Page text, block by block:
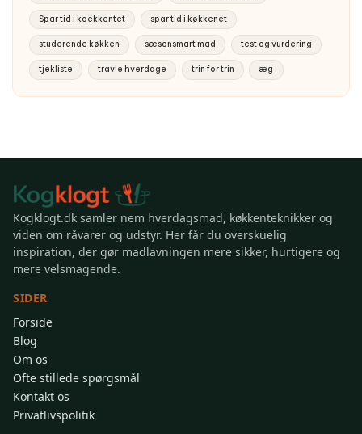
Spar tid i koekkentet spar tid i køkkenet
studerende køkken sæsonsmart mad test og vurdering
tjekliste travle hverdage trin for trin æg
Kogklogt.dk samler nem hverdagsmad, køkkenteknikker og
viden om råvarer og udstyr. Her får du overskuelig
inspiration, der gør madlavningen mere sikker, hurtigere og
mere velsmagende.
SIDER
Forside
Blog
Om os
Ofte stillede spørgsmål
Kontakt os
Privatlivspolitik